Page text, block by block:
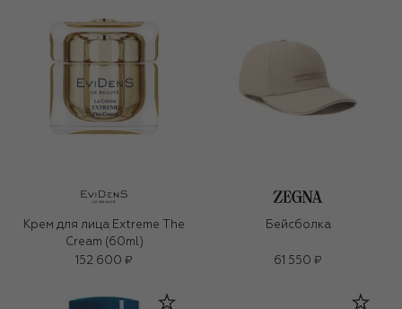
Крем для лица Extreme The
Cream (60ml)
152 600 ₽
Бейсболка
61 550 ₽